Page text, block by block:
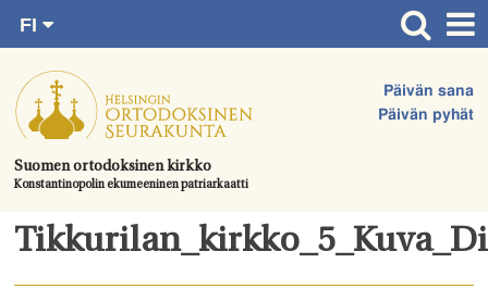
suoraan
sisältöön.
Suomen ortodoksinen kirkko
Konstantinopolin ekumeeninen patriarkaatti
Päivän sana
Päivän pyhät
FI
SV
EN
UA
Etusivu
Ajankohtaista
Juhlat & toimitukset
Kirkot